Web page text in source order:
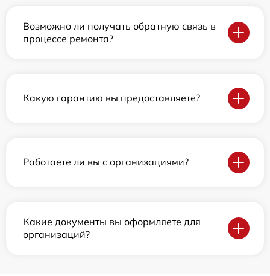
Возможно ли получать обратную связь в
процессе ремонта?
Какую гарантию вы предоставляете?
Работаете ли вы с организациями?
Какие документы вы оформляете для
организаций?